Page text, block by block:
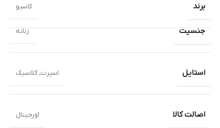
جنسیت زنانه
استایل اسپرت,کلاسیک
اصالت کالا اورجینال
برند کاسیو